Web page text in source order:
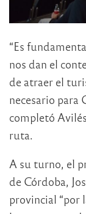
“Es
nos dan el
de atraer el
necesario para
completó
ruta.
A su turno, el
de Córdoba,
provincial “por